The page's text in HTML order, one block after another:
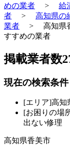
めの業者 > 給
者 > 高知県の
業者 > 高知県
すすめの業者
掲載業者数
現在の検索条件
[エリア]高知
[お困りの場
出ない修理
高知県香美市